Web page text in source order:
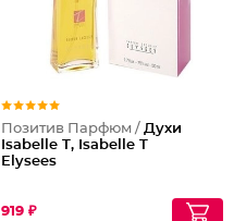
Позитив Парфюм / Духи
Isabelle T, Isabelle T
Elysees
919 ₽